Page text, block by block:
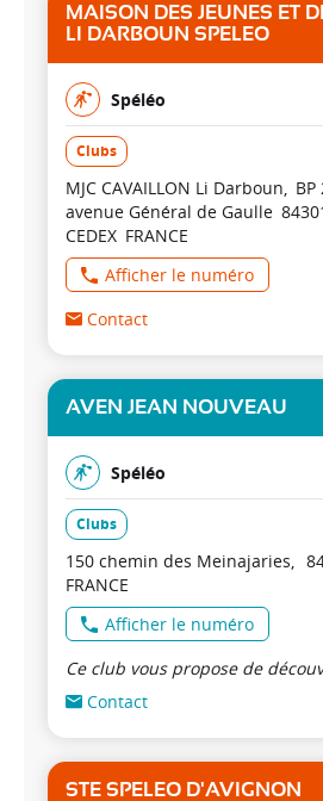
MAISON DES JEUNES ET
LI DARBOUN SPELEO
Spéléo
Clubs
MJC CAVAILLON Li Darboun BP
avenue Général de Gaulle
CEDEX FRANCE
Afficher le numéro
Contact
AVEN JEAN NOUVEAU
Spéléo
Clubs
150 chemin des Meinajaries
FRANCE
Afficher le numéro
Ce club vous propose de
Contact
STE SPELEO D'AVIGNON